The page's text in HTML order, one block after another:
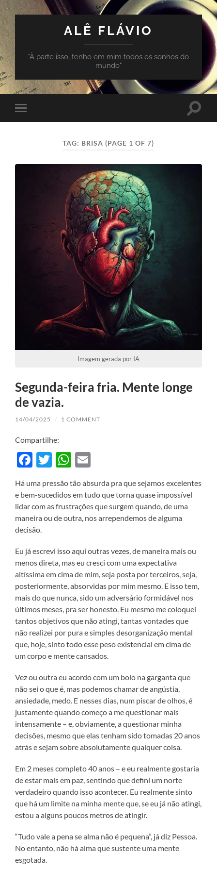
ALÊ FLÁVIO
"À parte isso, tenho em mim todos os sonhos do
mundo"
Toggle
mobile
Toggle
TAG: BRISA (PAGE 1 OF 7)
Imagem gerada por IA
Segunda-feira fria. Mente longe
de vazia.
14/04/2025 / 1 COMMENT
Compartilhe:
Facebook
TwitterWhatsApp
Há uma pressão tão absurda pra que sejamos excelentes
e bem-sucedidos em tudo que torna quase impossível
lidar com as frustrações que surgem quando, de uma
maneira ou de outra, nos arrependemos de alguma
decisão.
Eu já escrevi isso aqui outras vezes, de maneira mais ou
menos direta, mas eu cresci com uma expectativa
altíssima em cima de mim, seja posta por terceiros, seja,
posteriormente, absorvidas por mim mesmo. E isso tem,
mais do que nunca, sido um adversário formidável nos
últimos meses, pra ser honesto. Eu mesmo me coloquei
tantos objetivos que não atingi, tantas vontades que
não realizei por pura e simples desorganização mental
que, hoje, sinto todo esse peso existencial em cima de
um corpo e mente cansados.
Vez ou outra eu acordo com um bolo na garganta que
não sei o que é, mas podemos chamar de angústia,
ansiedade, medo. E nesses dias, num piscar de olhos, é
justamente quando começo a me questionar mais
intensamente – e, obviamente, a questionar minha
decisões, mesmo que elas tenham sido tomadas 20 anos
atrás e sejam sobre absolutamente qualquer coisa.
Em 2 meses completo 40 anos – e eu realmente gostaria
de estar mais em paz, sentindo que defini um norte
verdadeiro quando isso acontecer. Eu realmente sinto
que há um limite na minha mente que, se eu já não atingi,
estou a alguns poucos metros de atingir.
“Tudo vale a pena se alma não é pequena”, já diz Pessoa.
No entanto, não há alma que sustente uma mente
esgotada.